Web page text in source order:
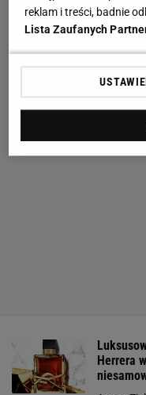
Herrera
reklam i treści, badnie
Lista Zaufanych